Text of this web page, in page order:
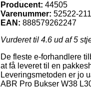
Producent: 44505
Varenummer: 52522-
EAN: 888579262247
Vurderet til 4.6 ud af 5
De fleste e-forhandlere
at få leveret til en
Leveringsmetoden er jo
ABR Pro Bukser W38